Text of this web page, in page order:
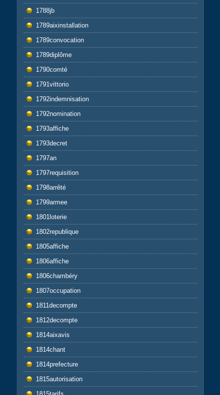
1788jb
1789aixinstallation
1789convocation
1789diplôme
1790comté
1791vittorio
1792indemnisation
1792nomination
1793affiche
1793decret
1797an
1797requisition
1798arrêté
1799armee
1801loterie
1802republique
1805affiche
1806affiche
1806chambéry
1807occupation
1811decompte
1812decompte
1814aixavis
1814chant
1814prefecture
1815autorisation